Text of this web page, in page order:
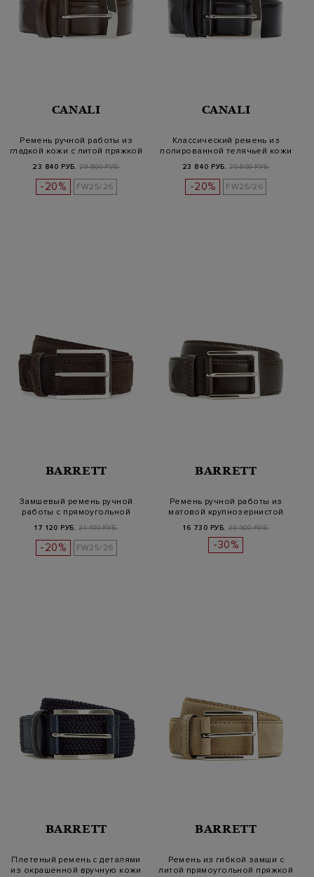
CANALI
Ремень ручной работы из
гладкой кожи с литой пряжкой
23 840 РУБ. 29 800 РУБ.
-20% FW25/26
CANALI
Классический ремень из
полированной телячьей кожи
23 840 РУБ. 29 800 РУБ.
-20% FW25/26
BARRETT
Замшевый ремень ручной
работы с прямоугольной
17 120 РУБ. 21 400 РУБ.
-20% FW25/26
BARRETT
Ремень ручной работы из
матовой крупнозернистой
16 730 РУБ. 23 900 РУБ.
-30%
BARRETT
Плетеный ремень с деталями
из окрашенной вручную кожи
BARRETT
Ремень из гибкой замши с
литой прямоугольной пряжкой